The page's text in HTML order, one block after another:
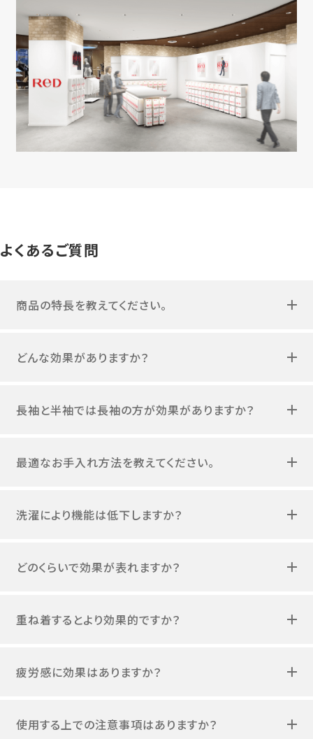
よくあるご質問
商品の特長を教えてください。
どんな効果がありますか？
長袖と半袖では長袖の方が効果がありますか？
最適なお手入れ方法を教えてください。
洗濯により機能は低下しますか？
どのくらいで効果が表れますか？
重ね着するとより効果的ですか？
疲労感に効果はありますか？
使用する上での注意事項はありますか？